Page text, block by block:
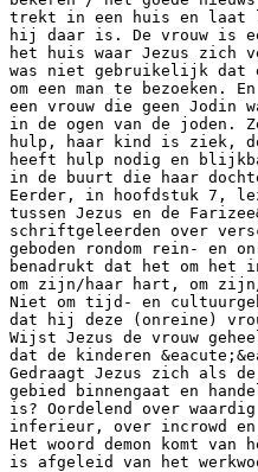
trekt in een huis en laat
hij daar is. De vrouw is
het huis waar Jezus zich
was niet gebruikelijk dat
om een man te bezoeken.
een vrouw die geen Jodin
in de ogen van de joden.
hulp, haar kind is ziek,
heeft hulp nodig en
in de buurt die haar
Eerder, in hoofdstuk 7,
tussen Jezus en de
schriftgeleerden over
geboden rondom rein- en
benadrukt dat het om het
om zijn/haar hart, om
Niet om tijd- en
dat hij deze (onreine)
Wijst Jezus de vrouw
dat de kinderen
Gedraagt Jezus zich als de
gebied binnengaat en
is? Oordelend over
inferieur, over incrowd en
Het woord demon komt
is afgeleid van het